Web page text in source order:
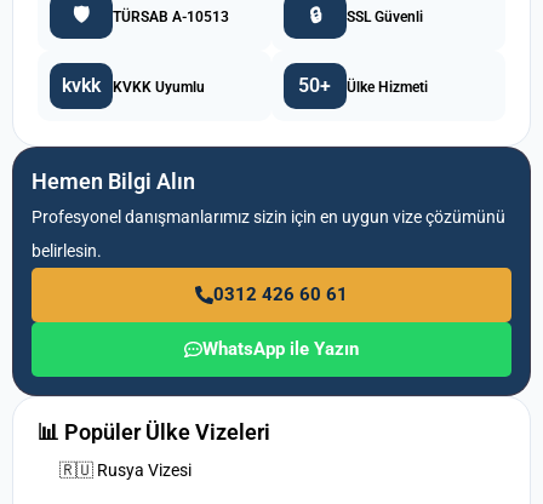
🛡️ TÜRSAB A-10513 🔒 SSL Güvenli
kvkk KVKK Uyumlu 50+ Ülke Hizmeti
Hemen Bilgi Alın
Profesyonel danışmanlarımız sizin için en uygun vize çözümünü
belirlesin.
0312 426 60 61
WhatsApp ile Yazın
📊 Popüler Ülke Vizeleri
🇷🇺 Rusya Vizesi